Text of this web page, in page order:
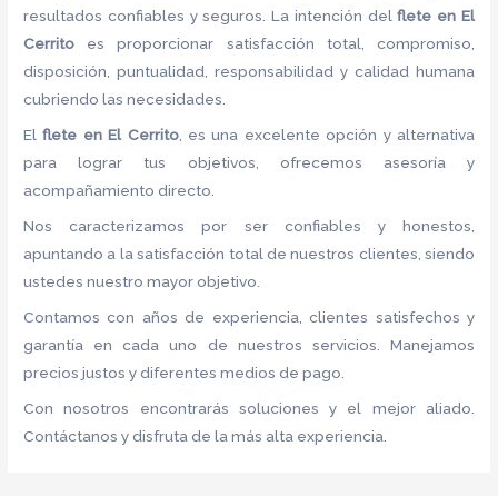
resultados confiables y seguros. La intención delflete en El
Cerrito es proporcionar satisfacción total, compromiso,
disposición, puntualidad, responsabilidad y calidad humana
cubriendo las necesidades.
Elflete en El Cerrito, es una excelente opción y alternativa
para lograr tus objetivos, ofrecemos asesoría y
acompañamiento directo.
Nos caracterizamos por ser confiables y honestos,
apuntando a la satisfacción total de nuestros clientes, siendo
ustedes nuestro mayor objetivo.
Contamos con años de experiencia, clientes satisfechos y
garantía en cada uno de nuestros servicios. Manejamos
precios justos y diferentes medios de pago.
Con nosotros encontrarás soluciones y el mejor aliado.
Contáctanos y disfruta de la más alta experiencia.